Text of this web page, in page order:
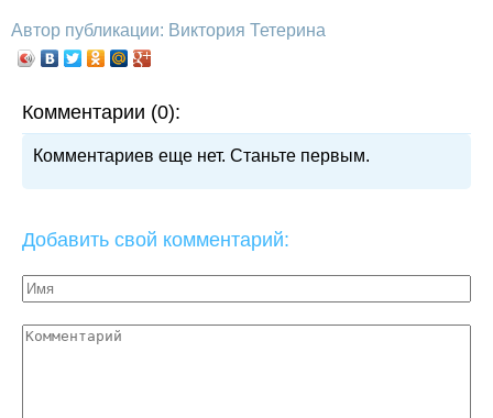
Автор публикации: Виктория Тетерина
Комментарии (0):
Комментариев еще нет. Станьте первым.
Добавить свой комментарий: